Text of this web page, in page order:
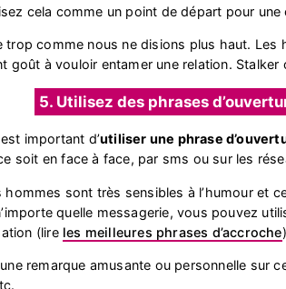
cela comme un point de départ pour une
comme nous ne disions plus haut. Les
goût à vouloir entamer une relation. Stalker
5. Utilisez des phrases
important d’utiliser une phrase
soit en face à face, par sms ou sur les
hommes sont très sensibles à l’humour et
quelle messagerie, vous pouvez
(lire les meilleures phrases d’accroche
remarque amusante ou personnelle sur